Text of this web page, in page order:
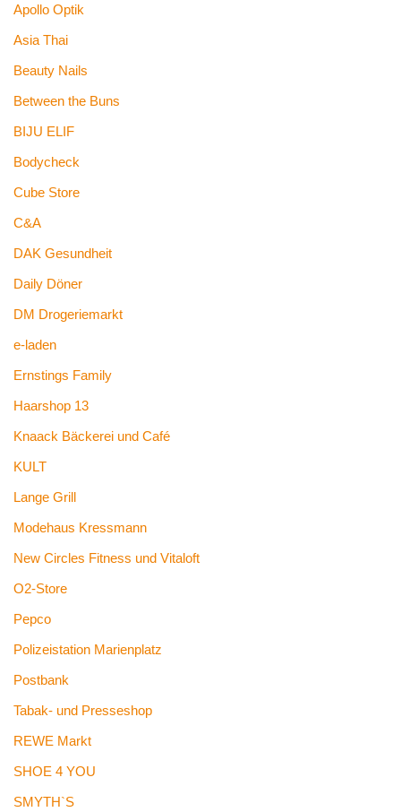
Apollo Optik
Asia Thai
Beauty Nails
Between the Buns
BIJU ELIF
Bodycheck
Cube Store
C&A
DAK Gesundheit
Daily Döner
DM Drogeriemarkt
e-laden
Ernstings Family
Haarshop 13
Knaack Bäckerei und Café
KULT
Lange Grill
Modehaus Kressmann
New Circles Fitness und Vitaloft
O2-Store
Pepco
Polizeistation Marienplatz
Postbank
Tabak- und Presseshop
REWE Markt
SHOE 4 YOU
SMYTH`S